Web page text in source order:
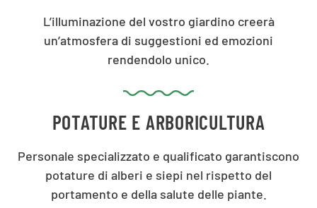
L’illuminazione del vostro giardino creerà
un’atmosfera di suggestioni ed emozioni
rendendolo unico.
POTATURE E ARBORICULTURA
Personale specializzato e qualificato garantiscono
potature di alberi e siepi nel rispetto del
portamento e della salute delle piante.